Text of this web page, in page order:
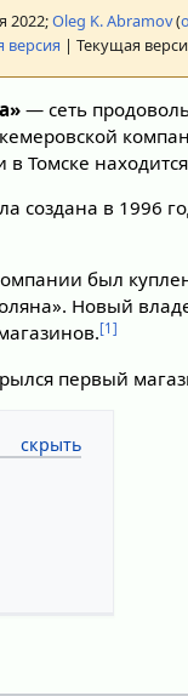
2022;Oleg K. Abramov(
| Текущая
— сеть
Томске
создана в 1996
был
Новый
[1]
первый